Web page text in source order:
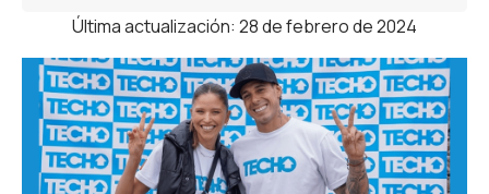
Última actualización: 28 de febrero de 2024